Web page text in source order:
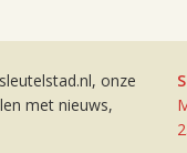
onze
met nieuws,